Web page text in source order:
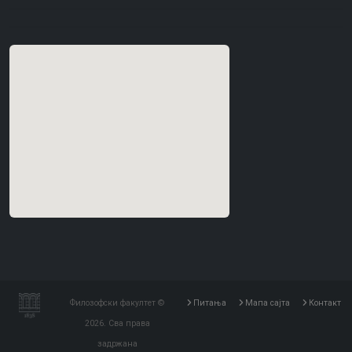
Филозофски факултет ©
2026. Сва права
задржана
Питања Мапа сајта Контакт